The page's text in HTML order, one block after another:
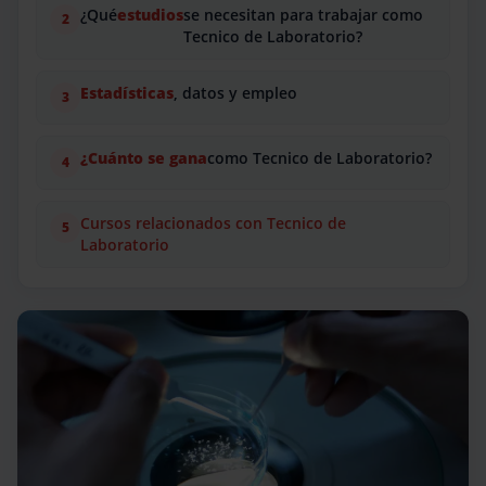
¿Quéestudiosse necesitan para trabajar como
Tecnico de Laboratorio?
Estadísticas, datos y empleo
¿Cuánto se ganacomo Tecnico de Laboratorio?
Cursos relacionados con Tecnico de
Laboratorio